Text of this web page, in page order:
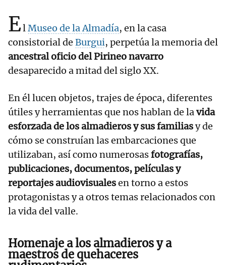
ElMuseo de la Almadía, en la casa
consistorial de Burgui, perpetúa la memoria del
ancestral oficio del Pirineo navarro
desaparecido a mitad del siglo XX.
En él lucen objetos, trajes de época, diferentes
útiles y herramientas que nos hablan de lavida
esforzada de los almadieros y sus familiasy de
cómo se construían las embarcaciones que
utilizaban, así como numerosasfotografías,
publicaciones, documentos, películas y
reportajes audiovisualesen torno a estos
protagonistas y a otros temas relacionados con
la vida del valle.
Homenaje a los almadieros y a
maestros de quehaceres